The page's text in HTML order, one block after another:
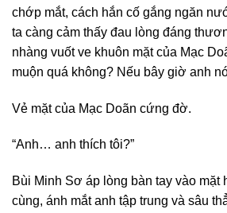
chớp mắt, cách hắn cố gắng ngăn
ta càng cảm thấy đau lòng đáng
nhàng vuốt ve khuôn mặt của Mạc
muộn quá không? Nếu bây giờ anh
Vẻ mặt của Mạc Doãn cứng đờ.
“Anh… anh thích tôi?”
Bùi Minh Sơ áp lòng bàn tay vào mặt
cùng, ánh mắt anh tập trung và sâu